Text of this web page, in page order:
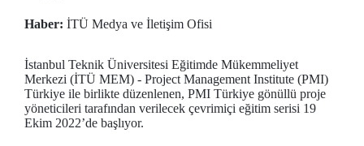
Haber: İTÜ Medya ve İletişim Ofisi
İstanbul Teknik Üniversitesi Eğitimde Mükemmeliyet
Merkezi (İTÜ MEM) - Project Management Institute (PMI)
Türkiye ile birlikte düzenlenen, PMI Türkiye gönüllü proje
yöneticileri tarafından verilecek çevrimiçi eğitim serisi 19
Ekim 2022’de başlıyor.